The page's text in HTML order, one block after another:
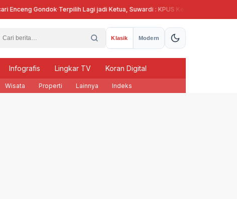
Gondok·Terpilih Lagi jadi Ketua, Suwardi : KPUS Kendal Siap Terlibat
Klasik Modern
Infografis Lingkar TV Koran Digital
Wisata Properti Lainnya Indeks